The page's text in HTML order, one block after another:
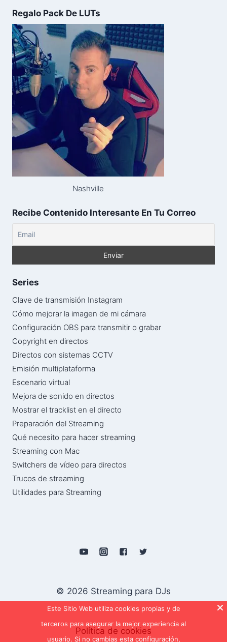
Regalo Pack De LUTs
Nashville
Recibe Contenido Interesante En Tu Correo
Series
Clave de transmisión Instagram
Cómo mejorar la imagen de mi cámara
Configuración OBS para transmitir o grabar
Copyright en directos
Directos con sistemas CCTV
Emisión multiplataforma
Escenario virtual
Mejora de sonido en directos
Mostrar el tracklist en el directo
Preparación del Streaming
Qué necesito para hacer streaming
Streaming con Mac
Switchers de vídeo para directos
Trucos de streaming
Utilidades para Streaming
© 2026 Streaming para DJs
Política de cookies
Este Sitio Web utiliza cookies propias y de
terceros para asegurar la mejor experiencia al
usuario. Si no cambias esta configuración,